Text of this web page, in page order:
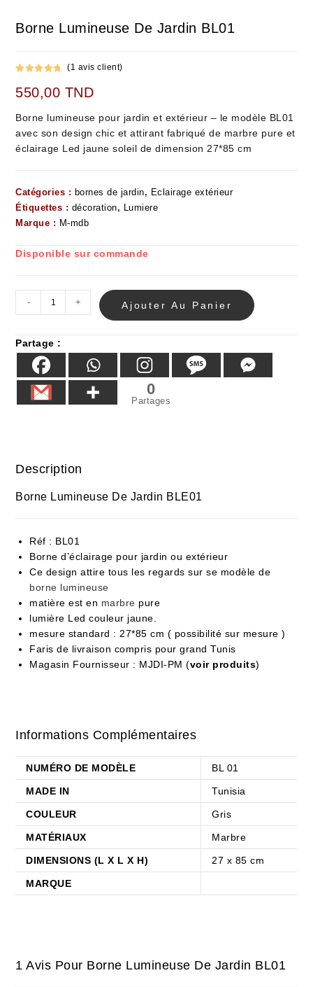
Borne Lumineuse De Jardin BL01
sur 5
notation
client
(1 avis client)
550,00 TND
Borne lumineuse pour jardin et extérieur – le modèle BL01
avec son design chic et attirant fabriqué de marbre pure et
éclairage Led jaune soleil de dimension 27*85 cm
Catégories : bornes de jardin, Eclairage extérieur
Étiquettes : décoration, Lumiere
Marque : M-mdb
Disponible sur commande
- + Ajouter Au Panier
Partage :
0
Partages
Description
Borne Lumineuse De Jardin BLE01
Réf : BL01
Borne d’éclairage pour jardin ou extérieur
Ce design attire tous les regards sur se modèle de
borne lumineuse
matière est en marbre pure
lumière Led couleur jaune.
mesure standard : 27*85 cm ( possibilité sur mesure )
Faris de livraison compris pour grand Tunis
Magasin Fournisseur : MJDI-PM (voir produits)
Informations Complémentaires
NUMÉRO DE MODÈLE BL 01
MADE IN Tunisia
COULEUR Gris
MATÉRIAUX Marbre
DIMENSIONS (L X L X H) 27 x 85 cm
MARQUE
1 Avis Pour Borne Lumineuse De Jardin BL01